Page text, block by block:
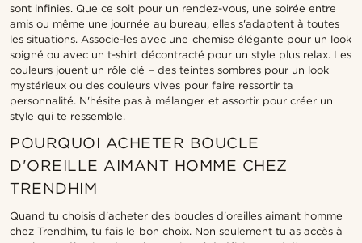
sont infinies. Que ce soit pour un rendez-vous, une soirée entre
amis ou même une journée au bureau, elles s'adaptent à toutes
les situations. Associe-les avec une chemise élégante pour un look
soigné ou avec un t-shirt décontracté pour un style plus relax. Les
couleurs jouent un rôle clé – des teintes sombres pour un look
mystérieux ou des couleurs vives pour faire ressortir ta
personnalité. N'hésite pas à mélanger et assortir pour créer un
style qui te ressemble.
POURQUOI ACHETER BOUCLE
D'OREILLE AIMANT HOMME CHEZ
TRENDHIM
Quand tu choisis d'acheter des boucles d'oreilles aimant homme
chez Trendhim, tu fais le bon choix. Non seulement tu as accès à